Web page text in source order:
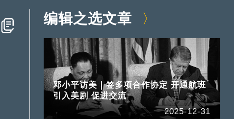
编辑之选文章
邓小平访美｜签多项合作协定 开通航班
引入美剧 促进交流
2025-12-31